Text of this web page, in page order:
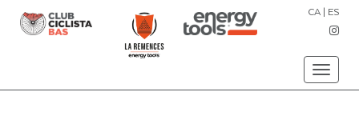
Toggle
CA | ES